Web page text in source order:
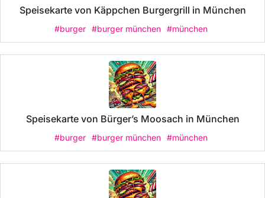
Speisekarte von Käppchen Burgergrill in München
#burger #burger münchen #münchen
Speisekarte von Bürger’s Moosach in München
#burger #burger münchen #münchen